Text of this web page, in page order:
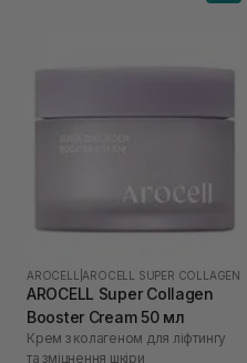
AROCELL AROCELL SUPER COLLAGEN
AROCELL Super Collagen
Booster Cream 50 мл
Крем з колагеном для ліфтингу
та зміцнення шкіри